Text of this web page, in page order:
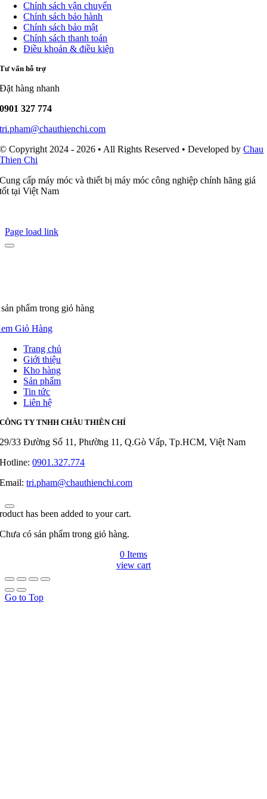
Chính sách vận chuyển
Chính sách bảo hành
Chính sách bảo mật
Chính sách thanh toán
Điều khoản & điều kiện
Tư vấn hỗ trợ
Đặt hàng nhanh
0901 327 774
tri.pham@chauthienchi.com
© Copyright 2024 - 2026 • All Rights Reserved • Developed byChau
Thien Chi
Cung cấp máy móc và thiết bị máy móc công nghiệp chính hãng giá
tốt tại Việt Nam
Page load link
phẩm trong giỏ hàng
Giỏ Hàng
Trang chủ
Giới thiệu
Kho hàng
Sản phẩm
Tin tức
Liên hệ
CÔNG TY TNHH CHÂU THIÊN CHÍ
29/33 Đường Số 11, Phường 11, Q.Gò Vấp, Tp.HCM, Việt Nam
Hotline:0901.327.774
Email:tri.pham@chauthienchi.com
has been added to your cart.
Chưa có sản phẩm trong giỏ hàng.
0 Items
view cart
Go to Top